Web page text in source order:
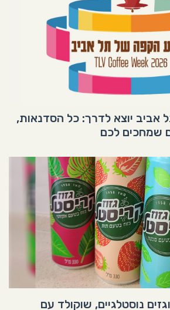
יוצא לדרך: כל הסדנאות,
שמחכים לכם
נוסטלגיים, שוקולד עם